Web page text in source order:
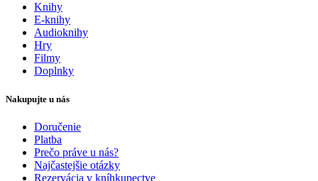
Knihy
E-knihy
Audioknihy
Hry
Filmy
Doplnky
Nakupujte u nás
Doručenie
Platba
Prečo práve u nás?
Najčastejšie otázky
Rezervácia v kníhkupectve